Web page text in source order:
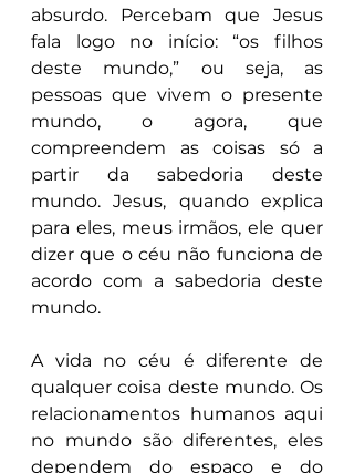
absurdo. Percebam que Jesus
fala logo no início: “os filhos
deste mundo,” ou seja, as
pessoas que vivem o presente
mundo, o agora, que
compreendem as coisas só a
partir da sabedoria deste
mundo. Jesus, quando explica
para eles, meus irmãos, ele quer
dizer que o céu não funciona de
acordo com a sabedoria deste
mundo.
A vida no céu é diferente de
qualquer coisa deste mundo. Os
relacionamentos humanos aqui
no mundo são diferentes, eles
dependem do espaço e do